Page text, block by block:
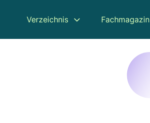
Verzeichnis Fachmagazin